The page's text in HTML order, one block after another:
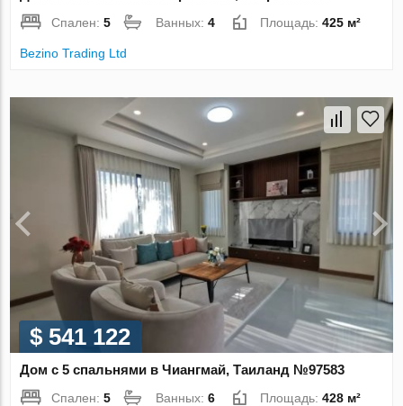
Спален:5 Ванных:4 Площадь:425 м²
Bezino Trading Ltd
$ 541 122
Дом с 5 спальнями в Чиангмай, Таиланд №97583
Спален:5 Ванных:6 Площадь:428 м²